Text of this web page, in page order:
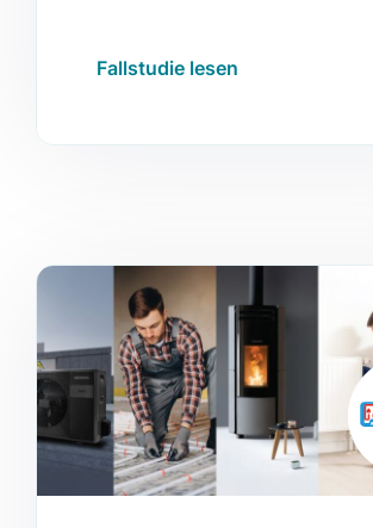
Fallstudie lesen